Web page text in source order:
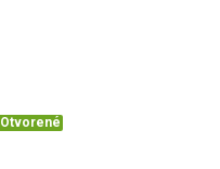
Otvorené